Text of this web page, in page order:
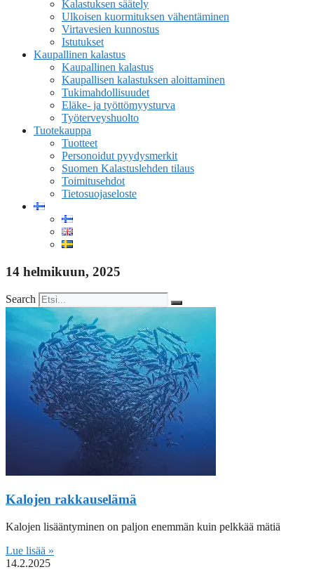
Kalastuksen säätely
Ulkoisen kuormituksen vähentäminen
Virtavesien kunnostus
Istutukset
Kaupallinen kalastus
Kaupallinen kalastus
Kaupallisen kalastuksen aloittaminen
Tukimahdollisuudet
Eläke- ja työttömyysturva
Työterveyshuolto
Tuotekauppa
Tuotteet
Personoidut pyydysmerkit
Suomen Kalastuslehden tilaus
Toimitusehdot
Tietosuojaseloste
14 helmikuun, 2025
Search
Kalojen rakkauselämä
Kalojen lisääntyminen on paljon enemmän kuin pelkkää mätiä
Lue lisää »
14.2.2025